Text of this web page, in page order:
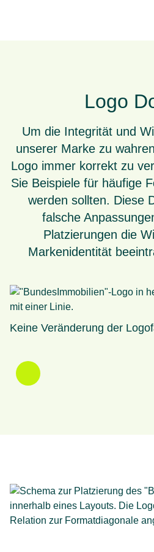
Logo
Um die Integrität und
unserer Marke zu
Logo immer korrekt zu
Sie Beispiele für häufige
werden sollten. Diese
falsche
Platzierungen die
Markenidentität
Keine Veränderung der